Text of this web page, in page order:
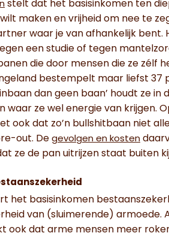
stelt dat het basisinkomen ten
maken en vrijheid om nee te
waar je van afhankelijk bent.
een studie of tegen
die door mensen die ze zélf
bestempelt maar liefst
dan geen baan’ houdt ze
waar ze wel energie van krijgen.
ook dat zo’n bullshitbaan niet
out. De gevolgen en kosten
ze de pan uitrijzen staat buiten
het basisinkomen
van (sluimerende) armoede.
ook dat arme mensen meer